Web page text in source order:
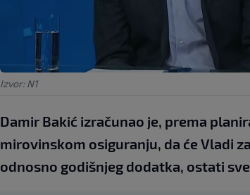
Izvor: N1
Damir Bakić izračunao je, prema
mirovinskom osiguranju, da će Vladi
odnosno godišnjeg dodatka, ostati